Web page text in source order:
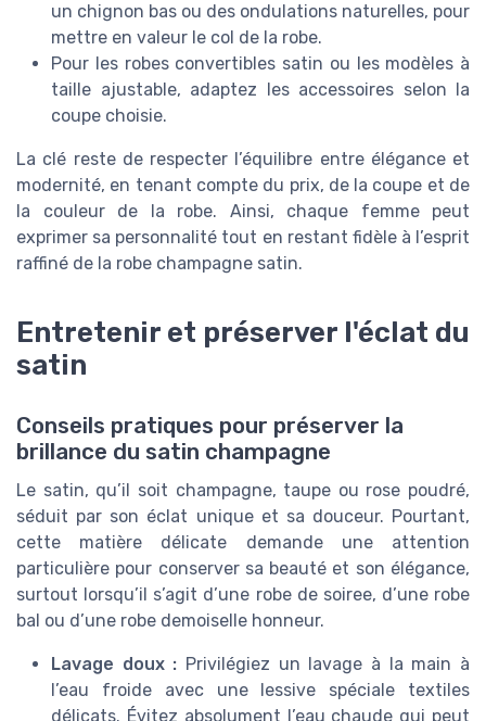
un chignon bas ou des ondulations naturelles, pour
mettre en valeur le col de la robe.
Pour les robes convertibles satin ou les modèles à
taille ajustable, adaptez les accessoires selon la
coupe choisie.
La clé reste de respecter l’équilibre entre élégance et
modernité, en tenant compte du prix, de la coupe et de
la couleur de la robe. Ainsi, chaque femme peut
exprimer sa personnalité tout en restant fidèle à l’esprit
raffiné de la robe champagne satin.
Entretenir et préserver l'éclat du
satin
Conseils pratiques pour préserver la
brillance du satin champagne
Le satin, qu’il soit champagne, taupe ou rose poudré,
séduit par son éclat unique et sa douceur. Pourtant,
cette matière délicate demande une attention
particulière pour conserver sa beauté et son élégance,
surtout lorsqu’il s’agit d’une robe de soiree, d’une robe
bal ou d’une robe demoiselle honneur.
Lavage doux : Privilégiez un lavage à la main à
l’eau froide avec une lessive spéciale textiles
délicats. Évitez absolument l’eau chaude qui peut